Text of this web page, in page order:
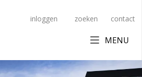
inloggen zoeken contact
MENU